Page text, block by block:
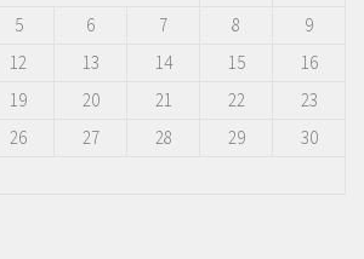
5 6 7 8
9
12 13 14 15
16
19 20 21 22
23
26 27 28 29
30